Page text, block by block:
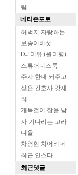
림
네티즌포토
허벅지 자랑하는
보송이버섯
DJ 미유 (원미령)
스튜어디스룩
주사 한대 놔주고
싶은 간호사 갓세
희
개목걸이 잡을 남
자 기다리는 고라
니율
차영현 치어리더
최근 인스타
최근댓글